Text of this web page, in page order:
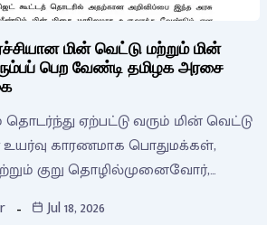
மின் வெட்டு மற்றும் மின்
பெற வேண்டி தமிழக அரசை
தொடர்ந்து ஏற்பட்டு வரும் மின் வெட்டு
காரணமாக பொதுமக்கள்,
குறு தொழில்முனைவோர்,…
Jul 18, 2026